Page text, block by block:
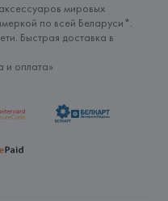
мировых
по всей Беларуси*.
Быстрая доставка в
и оплата»